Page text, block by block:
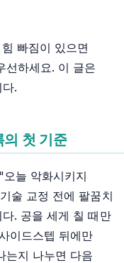
빠짐이 있으면
선하세요. 이 글은
.
의 첫 기준
늘 악화시키지
술 교정 전에 팔꿈치
. 공을 세게 칠 때만
이드스텝 뒤에만
는지 나누면 다음